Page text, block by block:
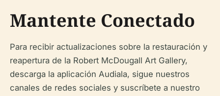
Mantente Conectado
Para recibir actualizaciones sobre la restauración y
reapertura de la Robert McDougall Art Gallery,
descarga la aplicación Audiala, sigue nuestros
canales de redes sociales y suscríbete a nuestro